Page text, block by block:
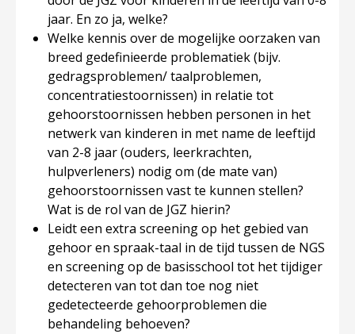
jaar. En zo ja, welke?
Welke kennis over de mogelijke oorzaken van
breed gedefinieerde problematiek (bijv.
gedragsproblemen/ taalproblemen,
concentratiestoornissen) in relatie tot
gehoorstoornissen hebben personen in het
netwerk van kinderen in met name de leeftijd
van 2-8 jaar (ouders, leerkrachten,
hulpverleners) nodig om (de mate van)
gehoorstoornissen vast te kunnen stellen?
Wat is de rol van de JGZ hierin?
Leidt een extra screening op het gebied van
gehoor en spraak-taal in de tijd tussen de NGS
en screening op de basisschool tot het tijdiger
detecteren van tot dan toe nog niet
gedetecteerde gehoorproblemen die
behandeling behoeven?